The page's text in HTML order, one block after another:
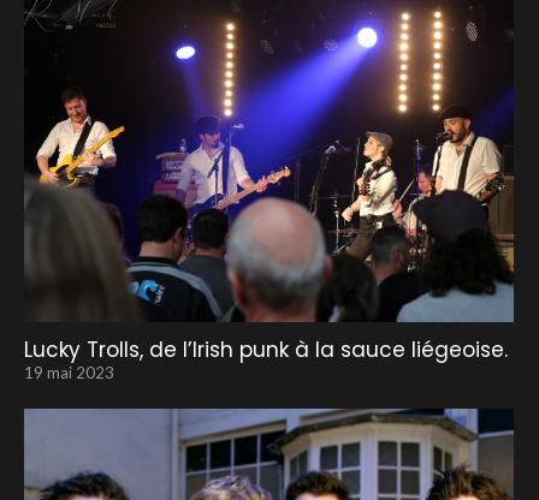
Lucky Trolls, de l’Irish punk à la sauce liégeoise.
19 mai 2023